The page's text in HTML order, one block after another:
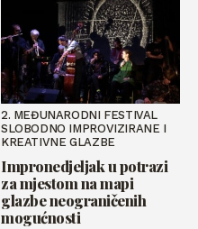
2. MEĐUNARODNI FESTIVAL
SLOBODNO IMPROVIZIRANE I
KREATIVNE GLAZBE
Impronedjeljak u potrazi
za mjestom na mapi
glazbe neograničenih
mogućnosti